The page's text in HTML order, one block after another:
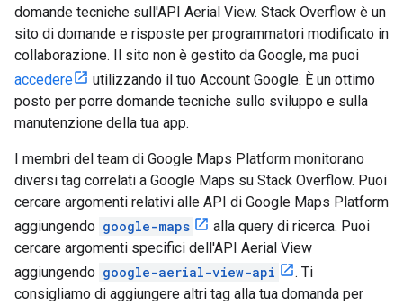
domande tecniche sull'API Aerial View. Stack Overflow è un
sito di domande e risposte per programmatori modificato in
collaborazione. Il sito non è gestito da Google, ma puoi
accedere
utilizzando il tuo Account Google. È un ottimo
posto per porre domande tecniche sullo sviluppo e sulla
manutenzione della tua app.
I membri del team di Google Maps Platform monitorano
diversi tag correlati a Google Maps su Stack Overflow. Puoi
cercare argomenti relativi alle API di Google Maps Platform
aggiungendo google-maps
alla query di ricerca. Puoi
cercare argomenti specifici dell'API Aerial View
aggiungendo google-aerial-view-api
. Ti
consigliamo di aggiungere altri tag alla tua domanda per